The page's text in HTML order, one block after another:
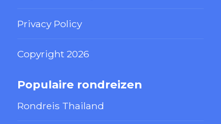
Privacy Policy
Copyright 2026
Populaire rondreizen
Rondreis Thailand